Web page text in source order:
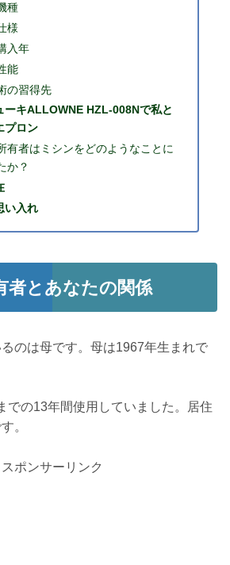
種
様
入年
能
の習得先
ーキALLOWNE HZL-008Nで私と
プロン
有者はミシンをどのようなことに
か？
い入れ
者とあなたの関係
のは母です。母は1967年生まれで
での13年間使用していました。居住
。
スポンサーリンク